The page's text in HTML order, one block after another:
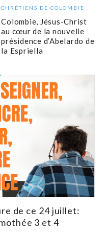
CHRÉTIENS DE COLOMBIE
Colombie, Jésus-Christ
au cœur de la nouvelle
présidence d’Abelardo de
la Espriella
de ce 24 juillet:
3 et 4